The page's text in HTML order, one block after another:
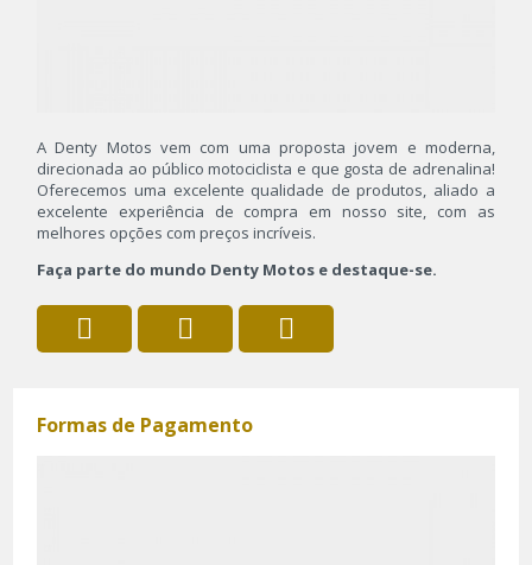
A Denty Motos vem com uma proposta jovem e moderna,
direcionada ao público motociclista e que gosta de adrenalina!
Oferecemos uma excelente qualidade de produtos, aliado a
excelente experiência de compra em nosso site, com as
melhores opções com preços incríveis.
Faça parte do mundo Denty Motos e destaque-se.
Formas de Pagamento